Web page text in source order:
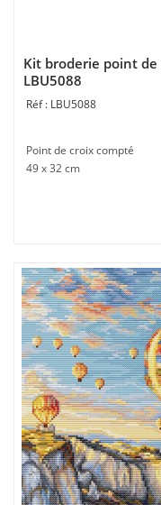
Kit broderie point de
LBU5088
LBU5088
Point de croix compté
49 x 32 cm